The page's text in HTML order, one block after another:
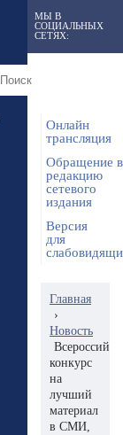
МЫ В
СОЦИАЛЬНЫХ
СЕТЯХ:
Онлайн
трансляция
Обращение в
редакцию
сетевого
издания
Версия
для
Главная
›
Новость
конкурс
на
лучший
материал
в СМИ,